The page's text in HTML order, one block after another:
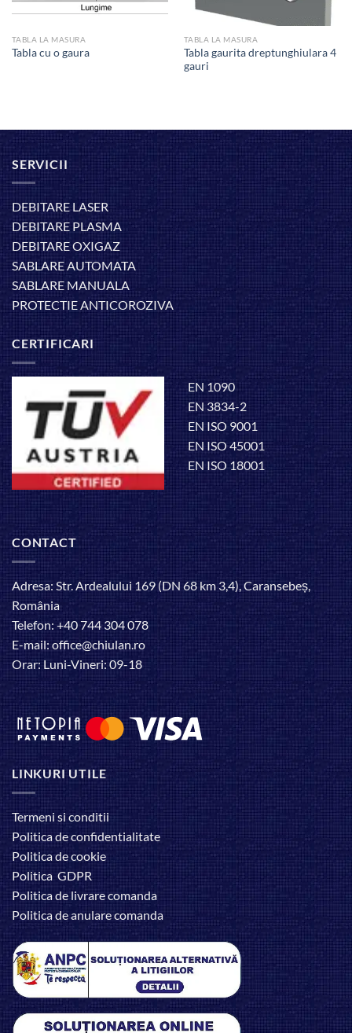
TABLA LA MASURA
Tabla cu o gaura
TABLA LA MASURA
Tabla gaurita dreptunghiulara 4
gauri
SERVICII
DEBITARE LASER
DEBITARE PLASMA
DEBITARE OXIGAZ
SABLARE AUTOMATA
SABLARE MANUALA
PROTECTIE ANTICOROZIVA
CERTIFICARI
EN 1090
EN 3834-2
EN ISO 9001
EN ISO 45001
EN ISO 18001
CONTACT
Adresa: Str. Ardealului 169 (DN 68 km 3,4), Caransebeș,
România
Telefon: +40 744 304 078
E-mail: office@chiulan.ro
Orar: Luni-Vineri: 09-18
LINKURI UTILE
Termeni si conditii
Politica de confidentialitate
Politica de cookie
Politica GDPR
Politica de livrare comanda
Politica de anulare comanda